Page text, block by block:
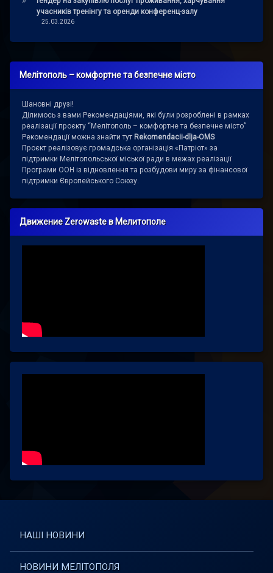
учасників тренінгу та оренди конференц-залу
25.03.2026
Мелітополь – комфортне та безпечне місто
Шановні друзі!
Ділимось з вами Рекомендаціями, які були розроблені в рамках
реалізації проєкту “Мелітополь – комфортне та безпечне місто”
Рекомендації можна знайти тут Rekomendacii-dlja-OMS
Проєкт реалізовує громадська організація «Патріот» за
підтримки Мелітопольської міської ради в межах реалізації
Програми ООН із відновлення та розбудови миру за фінансової
підтримки Європейського Союзу.
Движение Zerowaste в Мелитополе
НАШІ НОВИНИ
НОВИНИ МЕЛІТОПОЛЯ